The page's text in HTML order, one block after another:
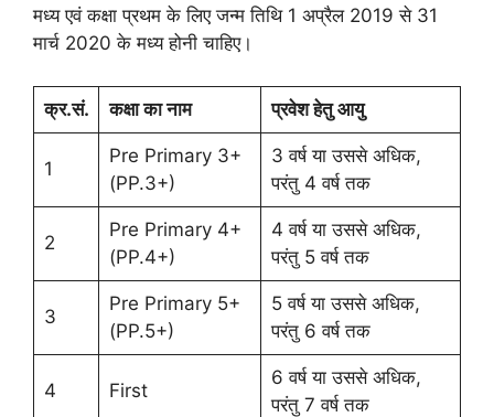
मध्य एवं कक्षा प्रथम के लिए जन्म तिथि 1 अप्रैल 2019 से 31
मार्च 2020 के मध्य होनी चाहिए।
क्र.सं. कक्षा का नाम प्रवेश हेतु आयु
1
Pre Primary 3+
(PP.3+)
3 वर्ष या उससे अधिक,
परंतु 4 वर्ष तक
2
Pre Primary 4+
(PP.4+)
4 वर्ष या उससे अधिक,
परंतु 5 वर्ष तक
3
Pre Primary 5+
(PP.5+)
5 वर्ष या उससे अधिक,
परंतु 6 वर्ष तक
4 First
6 वर्ष या उससे अधिक,
परंतु 7 वर्ष तक